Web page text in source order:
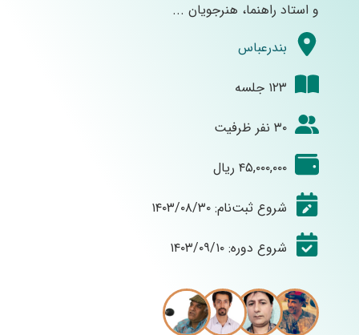
و استاد راهنما، هنرجویان ...
بندرعباس
۱۲۳ جلسه
۳۰ نفر ظرفیت
۴۵,۰۰۰,۰۰۰ ریال
شروع ثبت‌نام: ۱۴۰۳/۰۸/۳۰
شروع دوره: ۱۴۰۳/۰۹/۱۰